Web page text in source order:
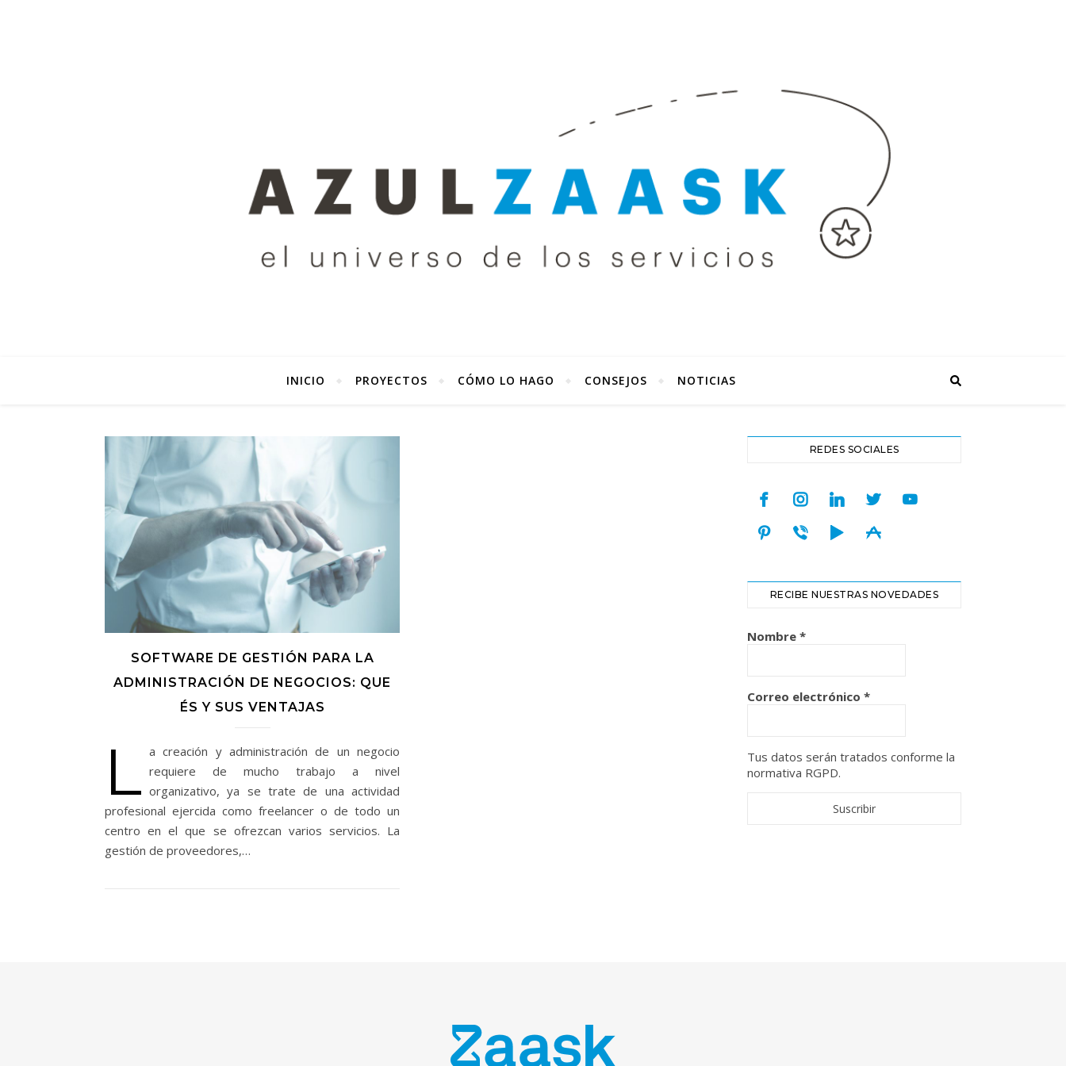
INICIO PROYECTOS CÓMO LO HAGO CONSEJOS NOTICIAS
SOFTWARE DE GESTIÓN PARA LA
ADMINISTRACIÓN DE NEGOCIOS: QUE
ÉS Y SUS VENTAJAS
L a creación y administración de un negocio
requiere de mucho trabajo a nivel
organizativo, ya se trate de una actividad
profesional ejercida como freelancer o de todo un
centro en el que se ofrezcan varios servicios. La
gestión de proveedores,…
REDES SOCIALES
facebookinstagramlinkedintwitteryoutube
pinterest
viber play appstore
RECIBE NUESTRAS NOVEDADES
Nombre *
Correo electrónico *
Tus datos serán tratados conforme la
normativa RGPD.